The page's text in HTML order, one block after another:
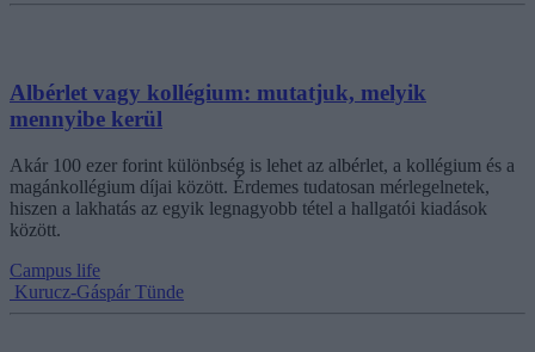
Albérlet vagy kollégium: mutatjuk, melyik
mennyibe kerül
Akár 100 ezer forint különbség is lehet az albérlet, a kollégium és a
magánkollégium díjai között. Érdemes tudatosan mérlegelnetek,
hiszen a lakhatás az egyik legnagyobb tétel a hallgatói kiadások
között.
Campus life
Kurucz-Gáspár Tünde